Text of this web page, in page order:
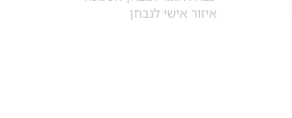
איזור אישי לנבחן